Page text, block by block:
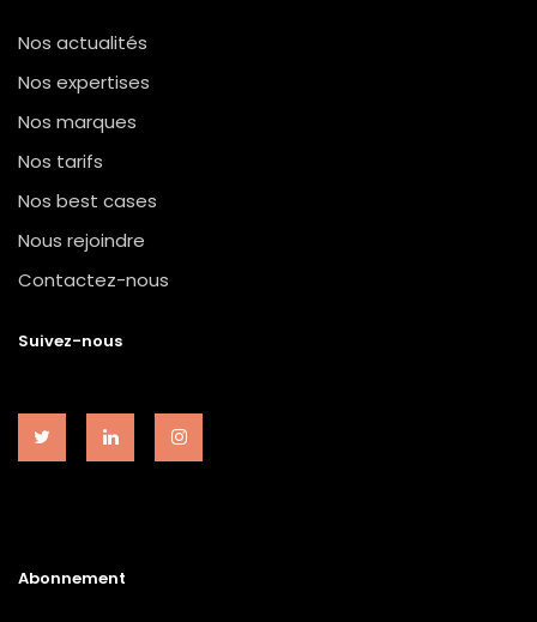
Nos actualités
Nos expertises
Nos marques
Nos tarifs
Nos best cases
Nous rejoindre
Contactez-nous
Suivez-nous
Abonnement